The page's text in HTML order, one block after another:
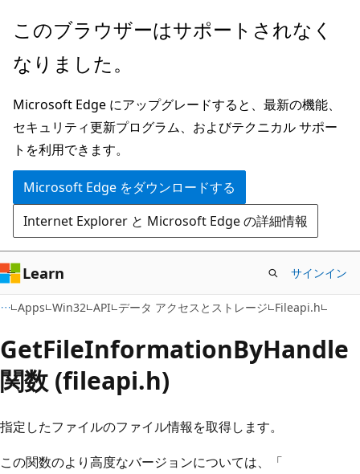
メ
ン
ン
テ
ン
ツ
に
ス
キ
ッ
プ
このブラウザーはサポートされなく
なりました。
Microsoft Edge にアップグレードすると、最新の機能、
セキュリティ更新プログラム、およびテクニカル サポー
トを利用できます。
Microsoft Edge をダウンロードする
Internet Explorer と Microsoft Edge の詳細情報
Learn サインイン
Apps Win32 API データ アクセスとストレージ Fileapi.h
GetFileInformationByHandle
関数 (fileapi.h)
指定したファイルのファイル情報を取得します。
この関数のより高度なバージョンについては、「